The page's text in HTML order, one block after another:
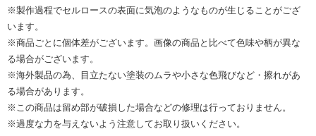
※製作過程でセルロースの表面に気泡のようなものが生じることがござ
います。
※商品ごとに個体差がございます。画像の商品と比べて色味や柄が異な
る場合がございます。
※海外製品の為、目立たない塗装のムラや小さな色飛びなど・擦れがあ
る場合があります。
※この商品は留め部が破損した場合などの修理は行っておりません。
※過度な力を与えないよう注意してお取り扱いください。